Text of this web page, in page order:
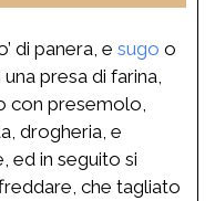
di panera, e sugo o
presa di farina,
con presemolo,
drogheria, e
ed in seguito si
che tagliato